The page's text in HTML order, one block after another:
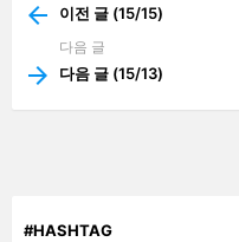
more 이전 글 (15/15)
다음 글
다음 글 (15/13)
#HASHTAG